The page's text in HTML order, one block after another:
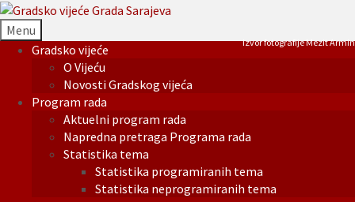
Menu
Gradsko vijeće
O Vijeću
Novosti Gradskog vijeća
Program rada
Aktuelni program rada
Napredna pretraga Programa rada
Statistika tema
Statistika programiranih tema
Statistika neprogramiranih tema
Izvor fotografije Mezit Armin